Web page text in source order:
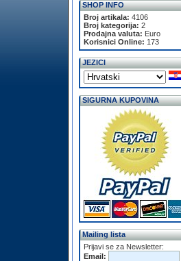
SHOP INFO
Broj artikala: 4106
Broj kategorija: 2
Prodajna valuta: Euro
Korisnici Online: 173
JEZICI
SIGURNA KUPOVINA
Mailing lista
Prijavi se za Newsletter:
Email: